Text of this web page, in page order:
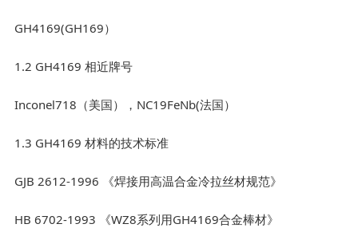
GH4169(GH169）
1.2 GH4169 相近牌号
Inconel718（美国），NC19FeNb(法国）
1.3 GH4169 材料的技术标准
GJB 2612-1996 《焊接用高温合金冷拉丝材规范》
HB 6702-1993 《WZ8系列用GH4169合金棒材》